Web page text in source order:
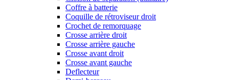
Coffre à batterie
Coquille de rétroviseur droit
Crochet de remorquage
Crosse arrière droit
Crosse arrière gauche
Crosse avant droit
Crosse avant gauche
Deflecteur